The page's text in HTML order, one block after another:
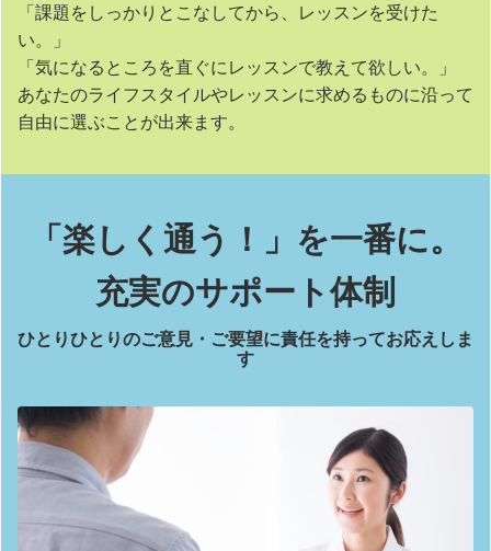
「課題をしっかりとこなしてから、レッスンを受けた
い。」
「気になるところを直ぐにレッスンで教えて欲しい。」
あなたのライフスタイルやレッスンに求めるものに沿って
自由に選ぶことが出来ます。
「楽しく通う！」を一番に。
充実のサポート体制
ひとりひとりのご意見・ご要望に責任を持ってお応えしま
す